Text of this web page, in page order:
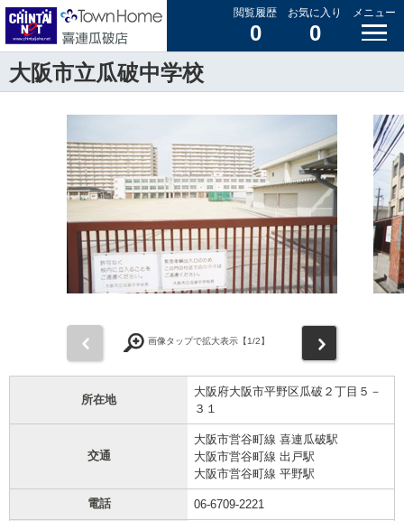
閲覧履歴
0
お気に入り
0
メニュー
大阪市立瓜破中学校
画像タップで拡大表示【1/2】
所在地
大阪府大阪市平野区瓜破２丁目５－
３１
交通
大阪市営谷町線 喜連瓜破駅
大阪市営谷町線 出戸駅
大阪市営谷町線 平野駅
電話 06-6709-2221